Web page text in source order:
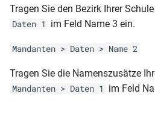
RLP-GS-AS (1. Klasse – 1
seitig - dynamisch 2012)
RLP-GS (Jahreszeugnis 2.
und 3. Klasse – 2 seitig -
Schülerliste (mit
Prüfungsfächern inkl Lehrer)
Schülerliste (mit
Sorgeberechtigten deutsch)
Zeugnisliste nach
Klassenfachtafel (DIN A4)
Zeugnisliste nach
UA und Niveau)
Tragen Sie den Bezirk Ihrer
Daten 1
im Feld Name 3 ein.
Mandanten > Daten > Name 2
Tragen Sie die Namenszusätze
Mandanten > Daten 1 im Feld